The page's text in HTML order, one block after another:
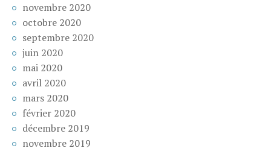
novembre 2020
octobre 2020
septembre 2020
juin 2020
mai 2020
avril 2020
mars 2020
février 2020
décembre 2019
novembre 2019